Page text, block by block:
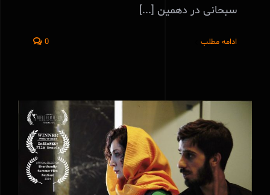
سبحانی در دهمین [...]
ادامه مطلب 0
فیلم کوتاه طناب به هندوستان می‌رود